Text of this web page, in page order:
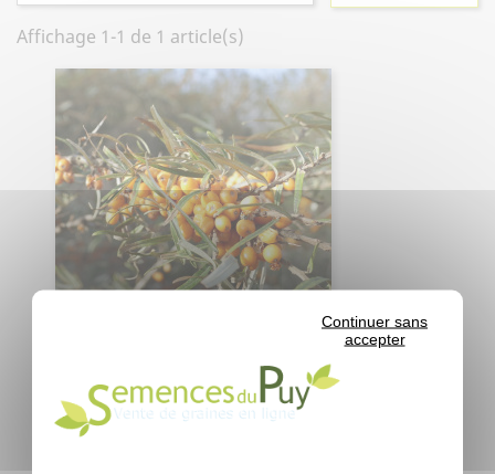
Continuer sans
accepter
Affichage 1-1 de 1 article(s)
Prix
1,06 €